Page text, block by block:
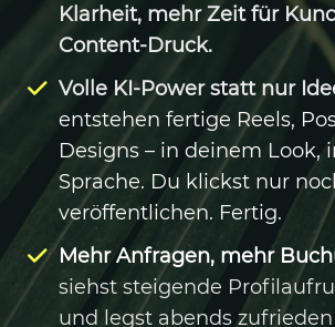
Klarheit, mehr Zeit für
Content-Druck.
Volle KI-Power statt nur
entstehen fertige Reels,
Designs – in deinem Look,
Sprache. Du klickst nur
veröffentlichen. Fertig.
Mehr Anfragen, mehr
siehst steigende
und legst abends